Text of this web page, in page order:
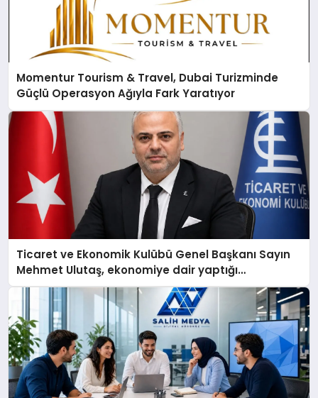
Momentur Tourism & Travel, Dubai Turizminde
Güçlü Operasyon Ağıyla Fark Yaratıyor
Ticaret ve Ekonomik Kulübü Genel Başkanı Sayın
Mehmet Ulutaş, ekonomiye dair yaptığı
açıklamada şunları kaydetti: